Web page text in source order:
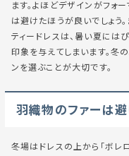
ます。よほどデザインがフォ
は避けたほうが良いでしょう
ティードレスは、暑い夏には
印象を与えてしまいます。冬
ンを選ぶことが大切です。
羽織物のファーは
冬場はドレスの上から「ボレ